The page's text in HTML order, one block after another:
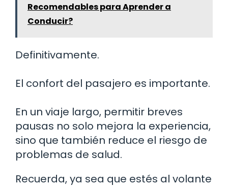
Recomendables para Aprender a
Conducir?
Definitivamente.
El confort del pasajero es importante.
En un viaje largo, permitir breves
pausas no solo mejora la experiencia,
sino que también reduce el riesgo de
problemas de salud.
Recuerda, ya sea que estés al volante